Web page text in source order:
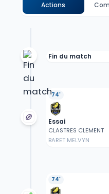
Actions
Fin du match
74'
Essai
CLASTRES CLEMENT
BARET MELVYN
74'